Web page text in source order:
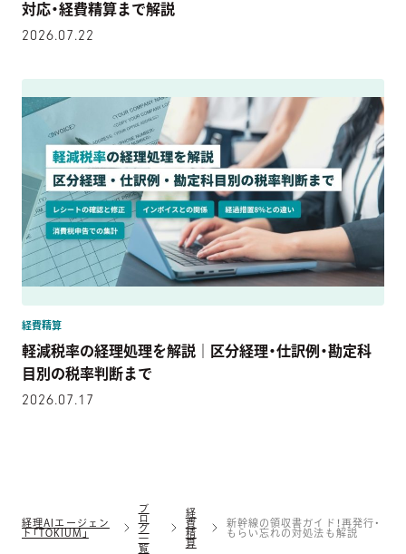
対応・経費精算まで解説
2026.07.22
経費精算
軽減税率の経理処理を解説｜区分経理・仕訳例・勘定科
目別の税率判断まで
2026.07.17
経理AIエージェン
ト「TOKIUM」
ブ
ロ
グ
一
覧
経
費
精
算
新幹線の領収書ガイド！再発行・
もらい忘れの対処法も解説